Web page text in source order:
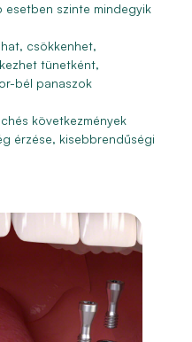
szinte mindegyik
csökkenhet,
tünetként,
bél panaszok
következmények
érzése, kisebbrendűségi